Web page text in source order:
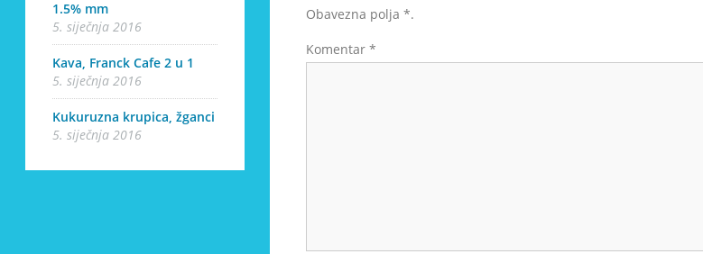
1.5% mm
5. siječnja 2016
Kava, Franck Cafe 2 u 1
5. siječnja 2016
Kukuruzna krupica, žganci
5. siječnja 2016
Obavezna polja *.
Komentar *